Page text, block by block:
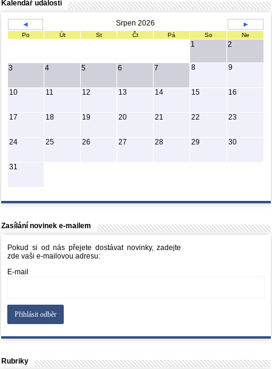
Kalendář událostí
◄ Srpen 2026 ►
Po Út St Čt Pá So Ne
1 2
3 4 5 6 7 8 9
10 11 12 13 14 15 16
17 18 19 20 21 22 23
24 25 26 27 28 29 30
31
Zasílání novinek e-mailem
Pokud si od nás přejete dostávat novinky, zadejte
zde vaši e-mailovou adresu:
E-mail
Rubriky